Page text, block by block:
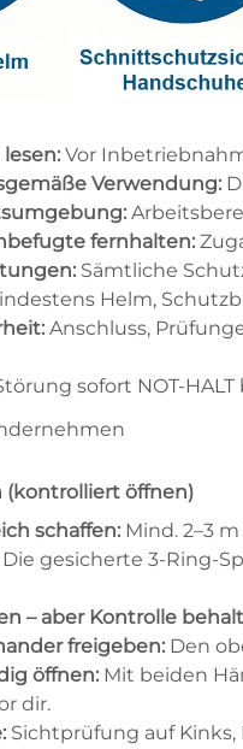
Vor
Verwendung:
fernhalten:
Sämtliche
Helm,
Anschluss,
sofort NOT-
öffnen)
schaffen: Mind. 2–3
Die gesicherte 3-Ring-
– aber Kontrolle
freigeben: Den
öffnen: Mit beiden
dir.
Sichtprüfung auf